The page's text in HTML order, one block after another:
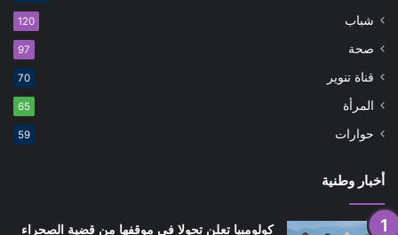
شباب 120
صحة 97
قناة تنوير 70
المرأة 65
حوارات 59
أخبار وطنية
كولومبيا تعلن تحولا في موقفها من قضية الصحراء